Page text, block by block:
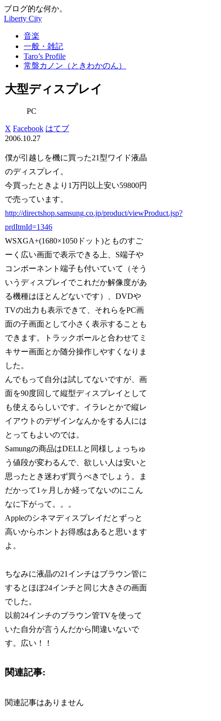
ブログ的な何か。
Liberty City
音楽
一般・雑記
Taro’s Profile
常盤カノン（ときわかのん）
大型ディスプレイ
PC
X Facebook はてブ
2006.10.27
僕が引越しを機に買った21型ワイド液晶
のディスプレイ。
今買ったときより1万円以上安い59800円
で売っています。
http://directshop.samsung.co.jp/product/viewProduct.jsp?
prdItmId=1346
WSXGA+(1680×1050ドット)とものすご
ーく広い画面で表示できる上、S端子や
コンポーネント端子も付いていて（そう
いうディスプレイでこれだか解像度があ
る機種はほとんどないです）、DVDや
TVの出力も表示できて、それらをPC画
面の子画面として小さく表示することも
できます。トラックボールと合わせてミ
キサー画面とか随分操作しやすくなりま
した。
んでもって自分は試してないですが、画
面を90度回して縦型ディスプレイとして
も使えるらしいです。イラレとかで縦レ
イアウトのデザインなんかをする人には
とってもよいのでは。
Samungの商品はDELLと同様しょっちゅ
う値段が変わるんで、欲しい人は安いと
思ったとき迷わず買うべきでしょう。ま
だかって1ヶ月しか経ってないのにこん
なに下がって。。。
Appleのシネマディスプレイだとずっと
高いからホントお得感はあると思います
よ。
ちなみに液晶の21インチはブラウン管に
するとほぼ24インチと同じ大きさの画面
でした。
以前24インチのブラウン管TVを使って
いた自分が言うんだから間違いないで
す。広い！！
関連記事:
関連記事はありません